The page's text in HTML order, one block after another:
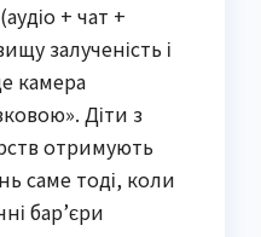
+ чат +
залученість і
камера
Діти з
отримують
саме тоді, коли
бар’єри